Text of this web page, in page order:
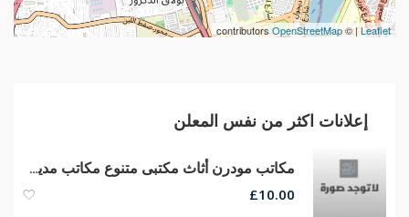
Leaflet
| ©
OpenStreetMap
contributors
إعلانات اكثر من نفس المعلن
مكاتب مودرن أثاث مكتبى متنوع مكاتب مدير كراسى شبك طبى ماش هيدروليكي
£10.00